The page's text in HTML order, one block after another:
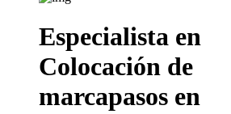
Especialista en
Colocación de
marcapasos en